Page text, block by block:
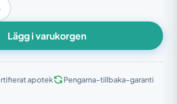
Lägg i varukorgen
apotek Pengarna-tillbaka-garanti